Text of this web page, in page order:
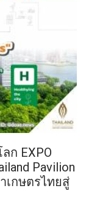
ก EXPO
Pavilion
กษตรไทยสู่